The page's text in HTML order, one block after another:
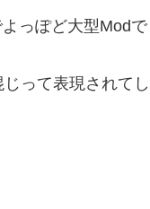
っぽど大型Modで
って表現されてし